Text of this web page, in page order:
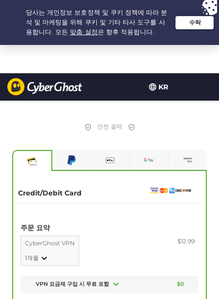
KR
추천 옵션: 최저가 - 2.1666666666667년 $ 2.19 /개월
안전 결제
Credit/Debit Card
주문 요약
CyberGhost VPN
1개월
$12.99
VPN 요금제 구입 시 무료 포함 $0